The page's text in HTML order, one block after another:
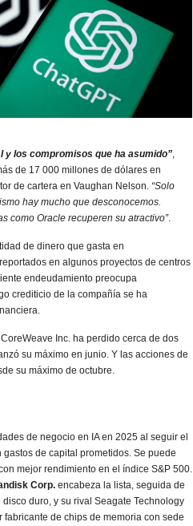
y los compromisos que ha asumido”
de 17 000 millones de dólares en
de cartera en Vaughan Nelson. “Solo
hay mucho que desconocemos.
como Oracle recuperen su atractivo”.
de dinero que gasta en
en algunos proyectos de centros
endeudamiento preocupa
crediticio de la compañía se ha
Inc. ha perdido cerca de dos
su máximo en junio. Y las acciones de
su máximo de octubre.
de negocio en IA en 2025 al seguir el
de capital prometidos. Se puede
mejor rendimiento en el índice S&P 500.
Corp. encabeza la lista, seguida de
duro, y su rival Seagate Technology
de chips de memoria con sede